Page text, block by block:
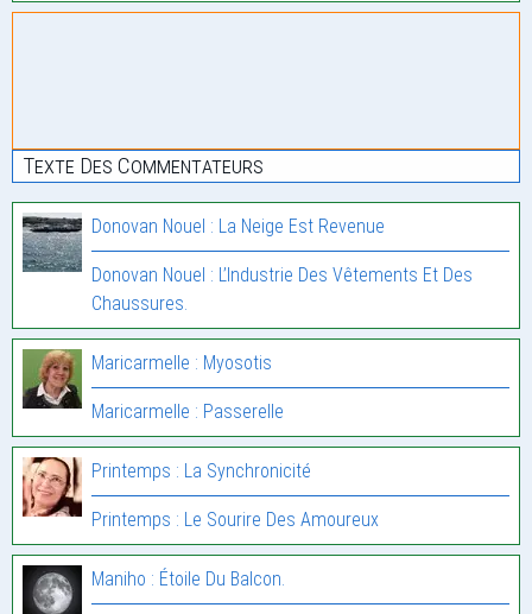
Texte Des Commentateurs
Donovan Nouel : La Neige Est Revenue
Donovan Nouel : L’Industrie Des Vêtements Et Des
Chaussures.
Maricarmelle : Myosotis
Maricarmelle : Passerelle
Printemps : La Synchronicité
Printemps : Le Sourire Des Amoureux
Maniho : Étoile Du Balcon.